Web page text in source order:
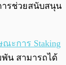
ารช่วยสนับสนุน
ณะการ Staking
น สามารถได้